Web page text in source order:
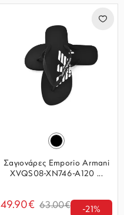
Σαγιονάρες Emporio Armani
XVQS08-XN746-A120 ...
49.90€ 63.00€ -21%